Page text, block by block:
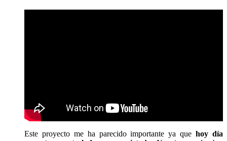
Este proyecto me ha parecido importante ya quehoy día